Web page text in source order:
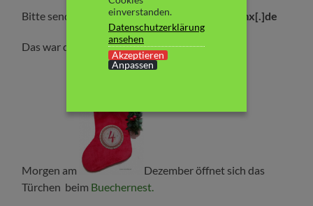
Bitte sendet die Antwort anadventsquiz[at]gmx[.]de
Das war das heutige Türchen.
Morgen am
Dezember öffnet sich das
Türchen beim Buechernest.
einverstanden.
Datenschutzerklärung
ansehen
Akzeptieren
Anpassen